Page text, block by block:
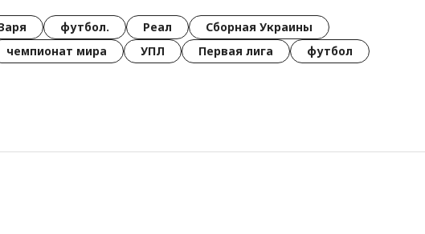
футбол. Реал
Сборная Украины
чемпионат мира УПЛ Первая лига
футбол